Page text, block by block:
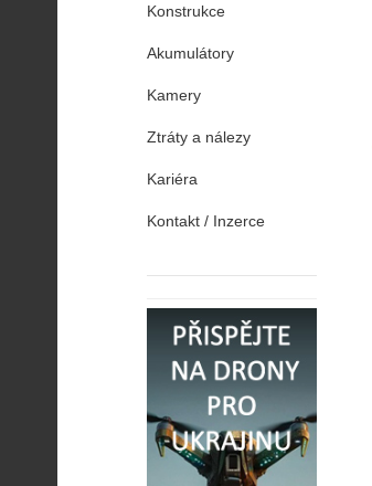
Konstrukce
Akumulátory
Kamery
Ztráty a nálezy
Kariéra
Kontakt / Inzerce